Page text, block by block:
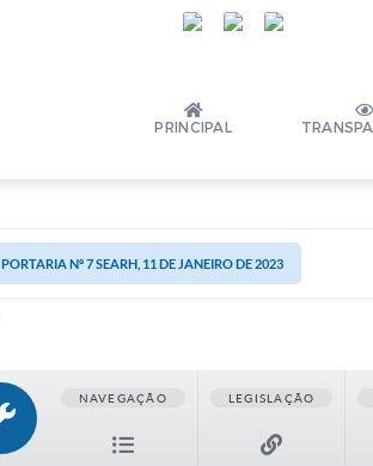
PRINCIPAL
PORTARIA Nº 7 SEARH, 11 DE JANEIRO DE 2023
NAVEGAÇÃO LEGISLAÇÃO